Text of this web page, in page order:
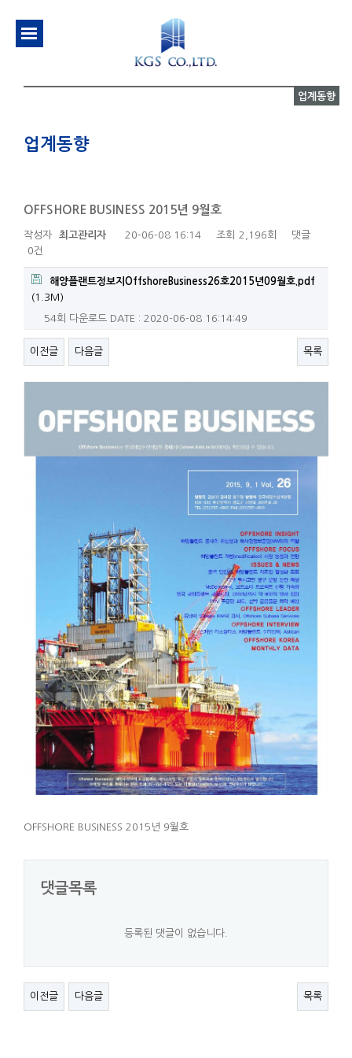
업계동향
업계동향
OFFSHORE BUSINESS 2015년 9월호
작성자 최고관리자 20-06-08 16:14 조회 2,196회
댓글
0건
해양플랜트정보지OffshoreBusiness26호2015년09월호.pdf
(1.3M)
54회 다운로드 DATE : 2020-06-08 16:14:49
이전글 다음글 목록
OFFSHORE BUSINESS 2015년 9월호
댓글목록
등록된 댓글이 없습니다.
이전글 다음글 목록